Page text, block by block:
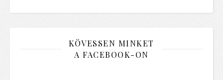
KÖVESSEN MINKET
A FACEBOOK-ON